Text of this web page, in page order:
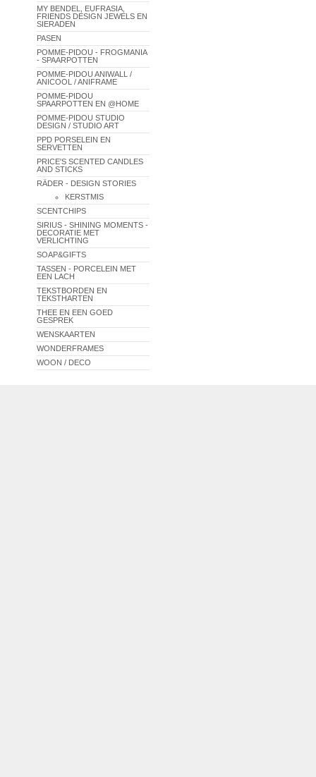
MY BENDEL, EUFRASIA,
FRIENDS DESIGN JEWELS EN
SIERADEN
PASEN
POMME-PIDOU - FROGMANIA
- SPAARPOTTEN
POMME-PIDOU ANIWALL /
ANICOOL / ANIFRAME
POMME-PIDOU
SPAARPOTTEN EN @HOME
POMME-PIDOU STUDIO
DESIGN / STUDIO ART
PPD PORSELEIN EN
SERVETTEN
PRICE'S SCENTED CANDLES
AND STICKS
RÄDER - DESIGN STORIES
KERSTMIS
SCENTCHIPS
SIRIUS - SHINING MOMENTS -
DECORATIE MET
VERLICHTING
SOAP&GIFTS
TASSEN - PORCELEIN MET
EEN LACH
TEKSTBORDEN EN
TEKSTHARTEN
THEE EN EEN GOED
GESPREK
WENSKAARTEN
WONDERFRAMES
WOON / DECO